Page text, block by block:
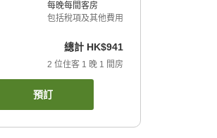
每晚每間客房
包括稅項及其他費用
總計 HK$941
2 位住客 1 晚 1 間房
預訂